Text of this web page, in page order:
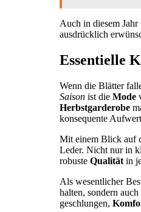
Auch in diesem
ausdrücklich
Essentielle
Wenn die Blätter
Saison ist die Mode
Herbstgarderobe
konsequente
Mit einem Blick auf
Leder. Nicht nur in
robuste Qualität in
Als wesentlicher
halten, sondern
geschlungen,